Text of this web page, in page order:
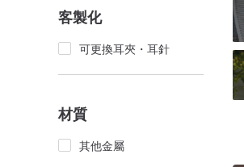
客製化
可更換耳夾・耳針
材質
其他金屬